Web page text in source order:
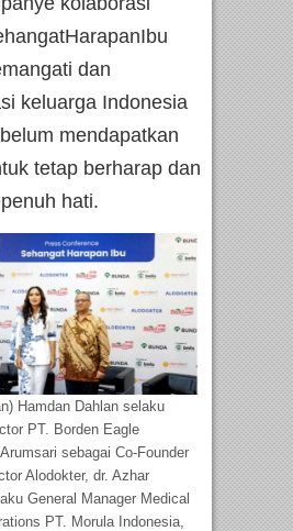
dan
keluarga Indonesia
mendapatkan
tetap berharap dan
hati.
Hamdan Dahlan selaku
PT. Borden Eagle
sebagai Co-Founder
Alodokter, dr. Azhar
General Manager Medical
PT. Morula Indonesia,